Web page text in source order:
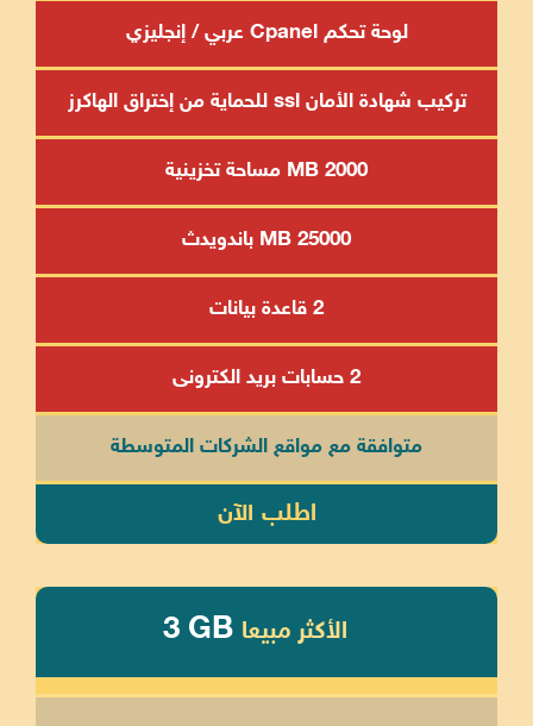
لوحة تحكم Cpanel عربي / إنجليزي
تركيب شهادة الأمان ssl للحماية من إختراق الهاكرز
2000 MB مساحة تخزينية
25000 MB باندويدث
2 قاعدة بيانات
2 حسابات بريد الكترونى
متوافقة مع مواقع الشركات المتوسطة
اطلب الآن
3 GB الأكثر مبيعا